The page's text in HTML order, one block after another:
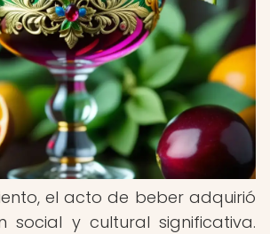
el acto de beber adquirió
social y cultural significativa.